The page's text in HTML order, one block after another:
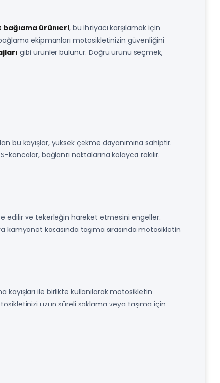
bağlama ürünleri, bu ihtiyacı karşılamak için
ekipmanları motosikletinizin güvenliğini
gibi ürünler bulunur. Doğru ürünü seçmek,
bu kayışlar, yüksek çekme dayanımına sahiptir.
bağlantı noktalarına kolayca takılır.
edilir ve tekerleğin hareket etmesini engeller.
kamyonet kasasında taşıma sırasında motosikletin
kayışları ile birlikte kullanılarak motosikletin
uzun süreli saklama veya taşıma için